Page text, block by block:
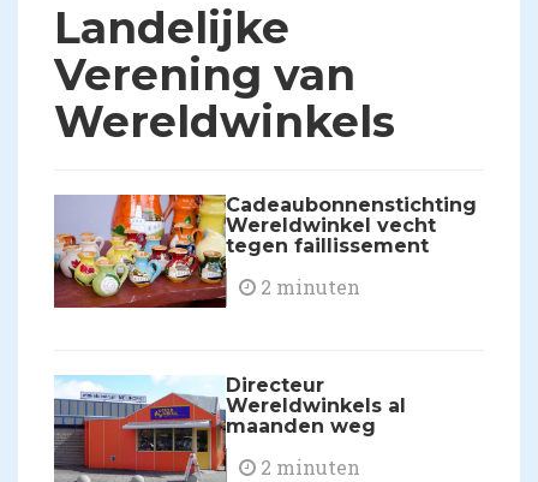
Landelijke
Verening van
Wereldwinkels
Cadeaubonnenstichting
Wereldwinkel vecht
tegen faillissement
2 minuten
Directeur
Wereldwinkels al
maanden weg
2 minuten